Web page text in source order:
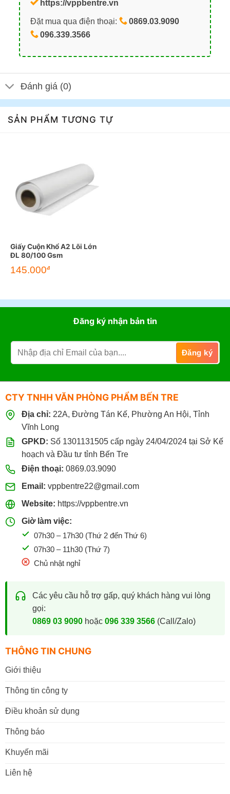
https://vppbentre.vn
Đặt mua qua điện thoại:
0869.03.9090
096.339.3566
Đánh giá (0)
SẢN PHẨM TƯƠNG TỰ
Giấy Cuộn Khổ A2 Lõi Lớn
ĐL 80/100 Gsm
145.000đ
Đăng ký nhận bản tin
CTY TNHH VĂN PHÒNG PHẨM BẾN TRE
Địa chỉ: 22A, Đường Tán Kế, Phường An Hội, Tỉnh
Vĩnh Long
GPKD: Số 1301131505 cấp ngày 24/04/2024 tại Sở Kế
hoạch và Đầu tư tỉnh Bến Tre
Điện thoại: 0869.03.9090
Email: vppbentre22@gmail.com
Website: https://vppbentre.vn
Giờ làm việc:
07h30 – 17h30 (Thứ 2 đến Thứ 6)
07h30 – 11h30 (Thứ 7)
Chủ nhật nghỉ
Các yêu cầu hỗ trợ gấp, quý khách hàng vui lòng
gọi:
0869 03 9090hoặc 096 339 3566(Call/Zalo)
THÔNG TIN CHUNG
Giới thiệu
Thông tin công ty
Điều khoản sử dụng
Thông báo
Khuyến mãi
Liên hệ